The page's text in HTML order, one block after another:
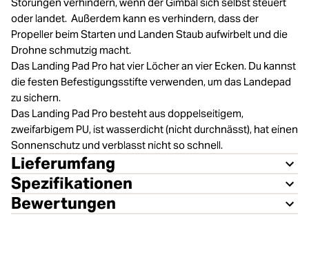
oder landet. Außerdem kann es verhindern, dass der
Propeller beim Starten und Landen Staub aufwirbelt und die
Drohne schmutzig macht.
Das Landing Pad Pro hat vier Löcher an vier Ecken. Du kannst
die festen Befestigungsstifte verwenden, um das Landepad
zu sichern.
Das Landing Pad Pro besteht aus doppelseitigem,
zweifarbigem PU, ist wasserdicht (nicht durchnässt), hat einen
Sonnenschutz und verblasst nicht so schnell.
Lieferumfang
Spezifikationen
Bewertungen